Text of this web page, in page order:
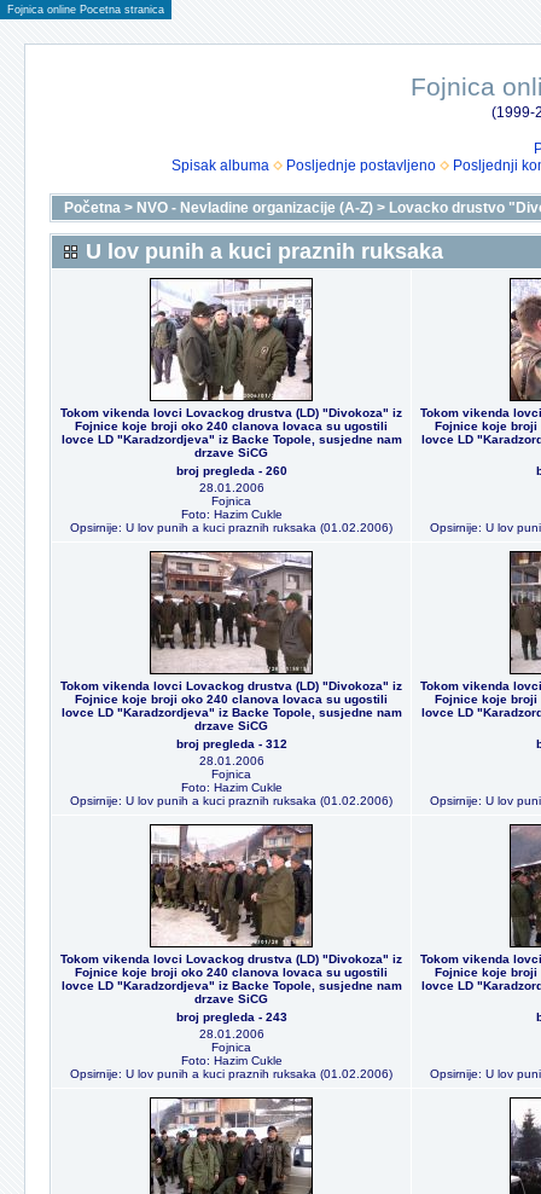
Fojnica online Pocetna stranica
Fojnica
(1999-
Spisak albuma
Posljednje postavljeno Posljednji
Početna > NVO - Nevladine organizacije (A-Z) > Lovacko drustvo
U lov punih a kuci praznih ruksaka
Tokom vikenda lovci Lovackog drustva (LD) "Divokoza" iz
Fojnice koje broji oko 240 clanova lovaca su ugostili
lovce LD "Karadzordjeva" iz Backe Topole, susjedne nam
drzave SiCG
broj pregleda - 260
28.01.2006
Fojnica
Foto: Hazim Cukle
Opsirnije: U lov punih a kuci praznih ruksaka (01.02.2006)
Tokom vikenda
Fojnice koje broji
lovce LD
Opsirnije: U lov
Tokom vikenda lovci Lovackog drustva (LD) "Divokoza" iz
Fojnice koje broji oko 240 clanova lovaca su ugostili
lovce LD "Karadzordjeva" iz Backe Topole, susjedne nam
drzave SiCG
broj pregleda - 312
28.01.2006
Fojnica
Foto: Hazim Cukle
Opsirnije: U lov punih a kuci praznih ruksaka (01.02.2006)
Tokom vikenda
Fojnice koje broji
lovce LD
Opsirnije: U lov
Tokom vikenda lovci Lovackog drustva (LD) "Divokoza" iz
Fojnice koje broji oko 240 clanova lovaca su ugostili
lovce LD "Karadzordjeva" iz Backe Topole, susjedne nam
drzave SiCG
broj pregleda - 243
28.01.2006
Fojnica
Foto: Hazim Cukle
Opsirnije: U lov punih a kuci praznih ruksaka (01.02.2006)
Tokom vikenda
Fojnice koje broji
lovce LD
Opsirnije: U lov